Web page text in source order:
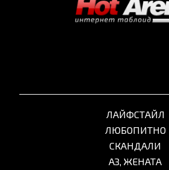
ЛАЙФСТАЙЛ
ЛЮБОПИТНО
СКАНДАЛИ
АЗ, ЖЕНАТА